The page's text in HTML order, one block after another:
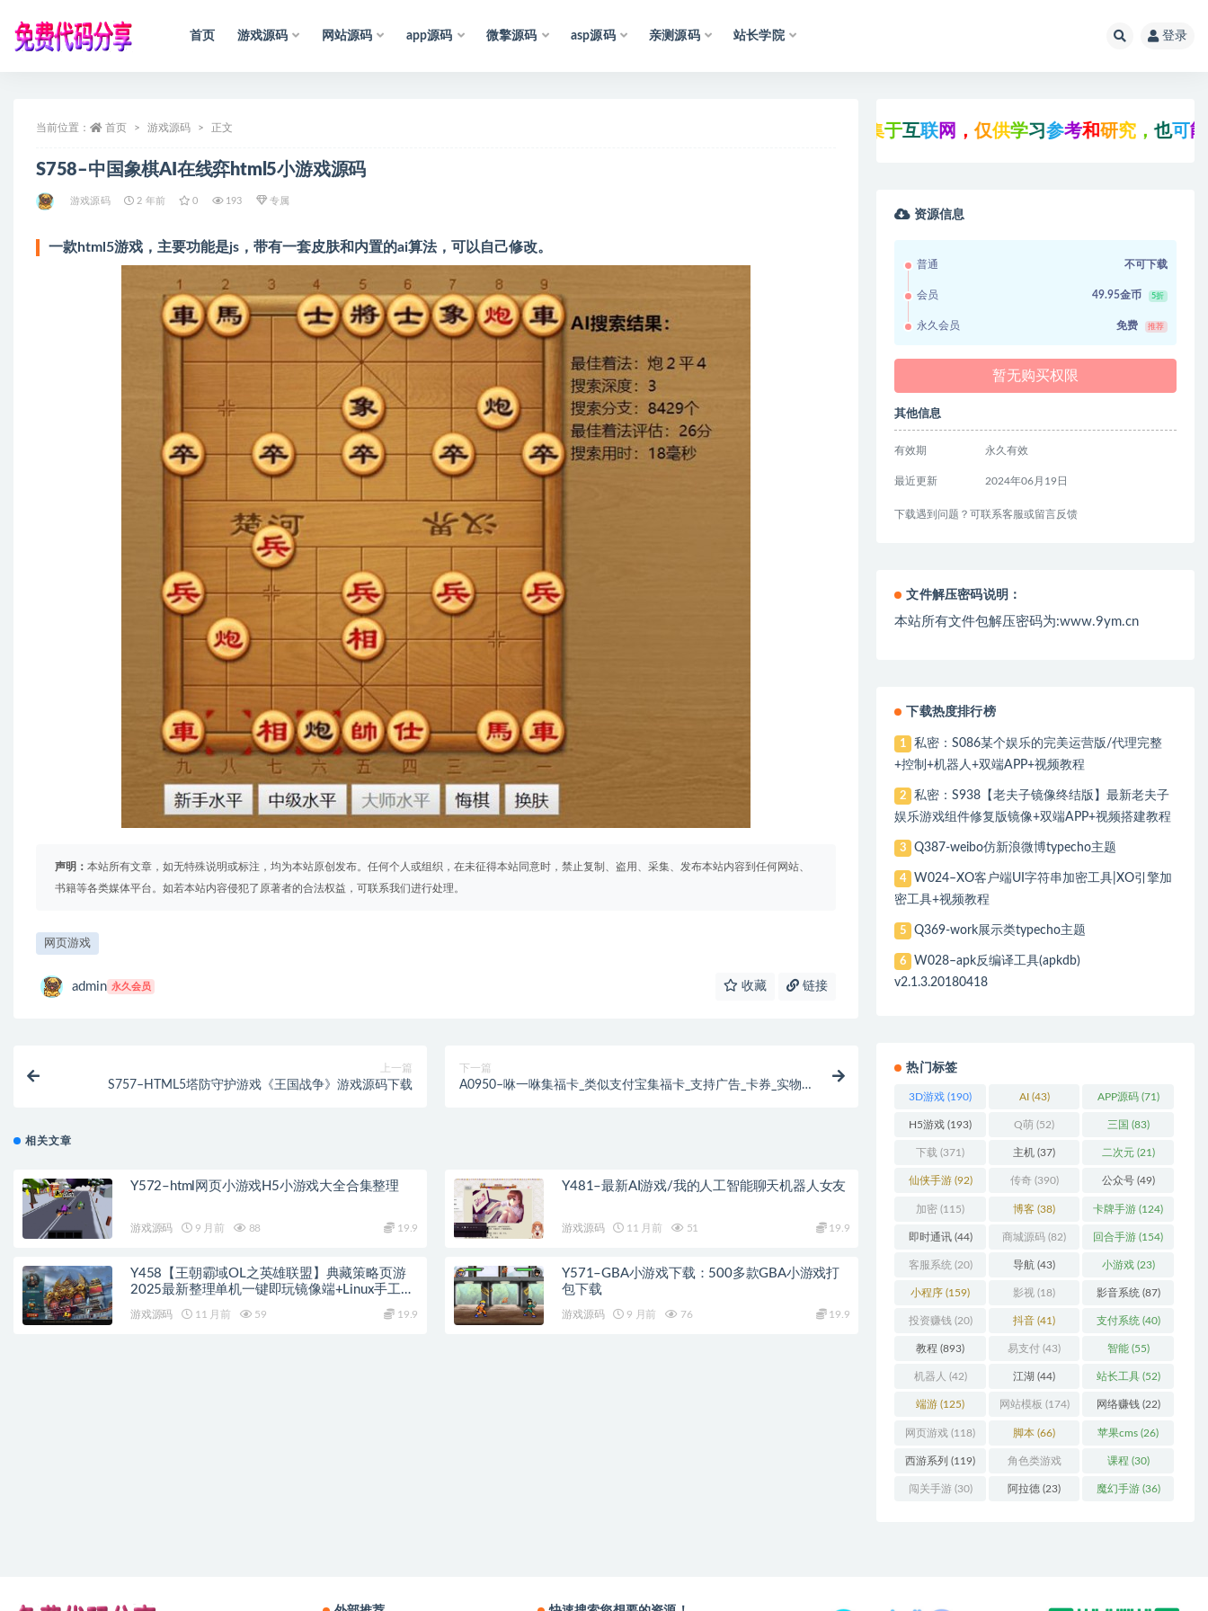
首页 游戏源码 网站源码 app源码 微擎源码 asp源码 亲测源码 站长学院 登录
当前位置： 首页 游戏源码 正文
S758–中国象棋AI在线弈html5小游戏源码
游戏源码 2 年前 0 193 专属
一款html5游戏，主要功能是js，带有一套皮肤和内置的ai算法，可以自己修改。
声明： 本站所有文章，如无特殊说明或标注，均为本站原创发布。任何个人或组织，在未征得本站同意时，禁止复制、盗用、采集、发布本站内容到任何网站、
书籍等各类媒体平台。如若本站内容侵犯了原著者的合法权益，可联系我们进行处理。
网页游戏
admin 永久会员 收藏 链接
上一篇
S757–HTML5塔防守护游戏《王国战争》游戏源码下载
下一篇
A0950–咻一咻集福卡_类似支付宝集福卡_支持广告_卡券_实物奖
相关文章
Y572–html网页小游戏H5小游戏大全合集整理
游戏源码 9 月前 88 19.9
Y481–最新AI游戏/我的人工智能聊天机器人女友
游戏源码 11 月前 51 19.9
Y458【王朝霸域OL之英雄联盟】典藏策略页游
2025最新整理单机一键即玩镜像端+Linux手工服
游戏源码 11 月前 59 19.9
Y571–GBA小游戏下载：500多款GBA小游戏打
包下载
游戏源码 9 月前 76 19.9
联网，仅供学习参考和研究，也可能存在
资源信息
普通 不可下载
会员 49.95金币 5折
永久会员 免费 推荐
暂无购买权限
其他信息
有效期 永久有效
最近更新 2024年06月19日
下载遇到问题？可联系客服或留言反馈
文件解压密码说明：
本站所有文件包解压密码为:www.9ym.cn
下载热度排行榜
1
私密：S086某个娱乐的完美运营版/代理完整
+控制+机器人+双端APP+视频教程
2
私密：S938【老夫子镜像终结版】最新老夫子
娱乐游戏组件修复版镜像+双端APP+视频搭建教程
3 Q387-weibo仿新浪微博typecho主题
4
W024–XO客户端UI字符串加密工具|XO引擎加
密工具+视频教程
5 Q369-work展示类typecho主题
6
W028–apk反编译工具(apkdb)
v2.1.3.20180418
热门标签
3D游戏 (190) AI(43) APP源码(71)
H5游戏 (193) Q萌 (52) 三国 (83)
下载 (371) 主机 (37) 二次元(21)
仙侠手游(92) 传奇(390) 公众号(49)
加密 (115) 博客 (38) 卡牌手游 (124)
即时通讯(44) 商城源码 (82) 回合手游 (154)
客服系统 (20) 导航 (43) 小游戏(23)
小程序 (159) 影视 (18) 影音系统 (87)
投资赚钱 (20) 抖音 (41) 支付系统 (40)
教程 (893) 易支付 (43) 智能(55)
机器人 (42) 江湖 (44) 站长工具(52)
端游 (125) 网站模板 (174) 网络赚钱(22)
网页游戏 (118) 脚本 (66) 苹果cms (26)
西游系列 (119) 角色类游戏
(306)
课程 (30)
闯关手游(30) 阿拉德 (23) 魔幻手游(36)